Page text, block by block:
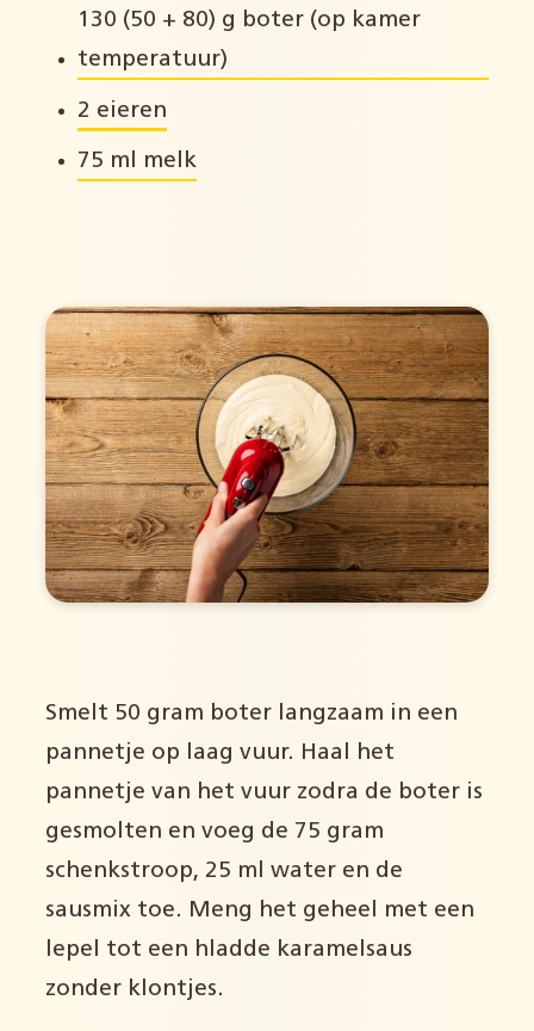
130 (50 + 80) g boter (op kamer
temperatuur)
2 eieren
75 ml melk
Smelt 50 gram boter langzaam in een
pannetje op laag vuur. Haal het
pannetje van het vuur zodra de boter is
gesmolten en voeg de 75 gram
schenkstroop, 25 ml water en de
sausmix toe. Meng het geheel met een
lepel tot een hladde karamelsaus
zonder klontjes.